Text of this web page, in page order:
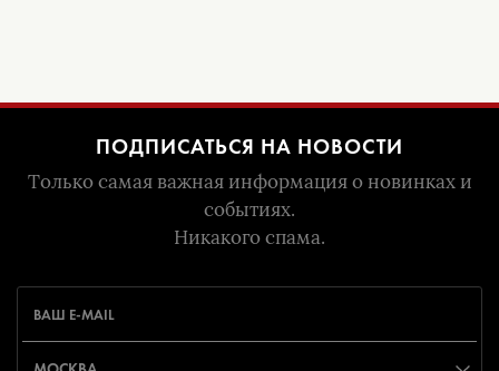
ПОДПИСАТЬСЯ НА НОВОСТИ
Только самая важная информация о новинках и
событиях.
Никакого спама.